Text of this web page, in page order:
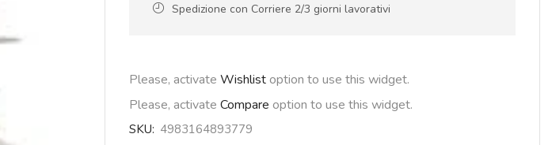
Spedizione con Corriere 2/3 giorni lavorativi
Please, activate Wishlistoption to use this widget.
Please, activate Compare option to use this widget.
SKU: 4983164893779